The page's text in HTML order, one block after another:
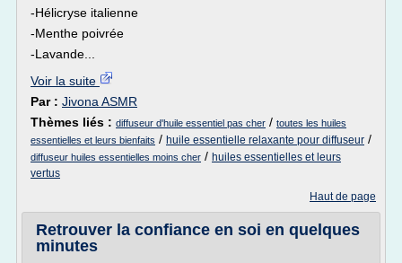
-Hélicryse italienne
-Menthe poivrée
-Lavande...
Voir la suite
Par : Jivona ASMR
Thèmes liés : diffuseur d'huile essentiel pas cher / toutes les huiles
essentielles et leurs bienfaits / huile essentielle relaxante pour diffuseur /
diffuseur huiles essentielles moins cher / huiles essentielles et leurs
vertus
Haut de page
Retrouver la confiance en soi en quelques
minutes